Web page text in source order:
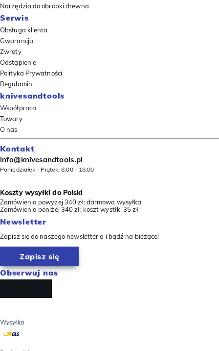
Narzędzia do obróbki drewna
Serwis
Obsługa klienta
Gwarancja
Zwroty
Odstąpienie
Polityka Prywatności
Regulamin
knivesandtools
Współpraca
Towary
O nas
Kontakt
info@knivesandtools.pl
Poniedziałek - Piątek: 8.00 - 18.00
Koszty wysyłki do Polski
Zamówienia powyżej 340 zł: darmowa wysyłka
Zamówienia poniżej 340 zł: koszt wystłki 35 zł
Newsletter
Zapisz się do naszego newsletter'a i bądź na bieżąco!
Zapisz się
Obserwuj nas
Wysyłka